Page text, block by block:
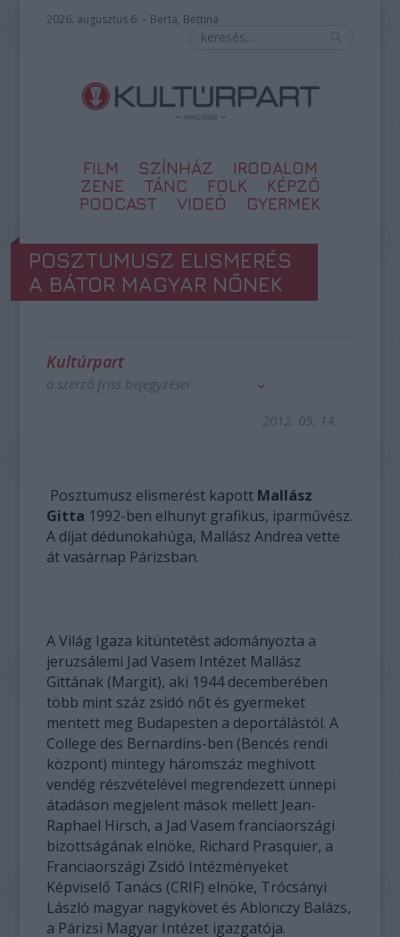
2026. augusztus 6. – Berta, Bettina
FILM SZÍNHÁZ
IRODALOM
ZENE
TÁNC FOLK
KÉPZŐ
PODCAST
VIDEÓ GYERMEK
POSZTUMUSZ ELISMERÉS
A BÁTOR MAGYAR NŐNEK
Kultúrpart
a szerző friss bejegyzései
2012. 05. 14.
Posztumusz elismerést kapott Mallász
Gitta 1992-ben elhunyt grafikus, iparművész.
A díjat dédunokahúga, Mallász Andrea vette
át vasárnap Párizsban.
A Világ Igaza kitüntetést adományozta a
jeruzsálemi Jad Vasem Intézet Mallász
Gittának (Margit), aki 1944 decemberében
több mint száz zsidó nőt és gyermeket
mentett meg Budapesten a deportálástól. A
College des Bernardins-ben (Bencés rendi
központ) mintegy háromszáz meghívott
vendég részvételével megrendezett ünnepi
átadáson megjelent mások mellett Jean-
Raphael Hirsch, a Jad Vasem franciaországi
bizottságának elnöke, Richard Prasquier, a
Franciaországi Zsidó Intézményeket
Képviselő Tanács (CRIF) elnöke, Trócsányi
László magyar nagykövet és Ablonczy Balázs,
a Párizsi Magyar Intézet igazgatója.